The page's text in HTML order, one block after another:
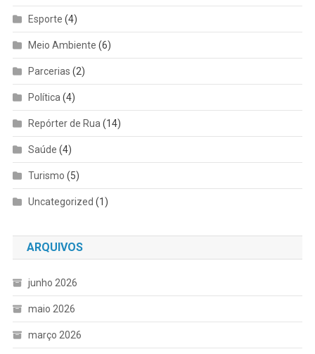
Esporte (4)
Meio Ambiente (6)
Parcerias (2)
Política (4)
Repórter de Rua (14)
Saúde (4)
Turismo (5)
Uncategorized (1)
ARQUIVOS
junho 2026
maio 2026
março 2026